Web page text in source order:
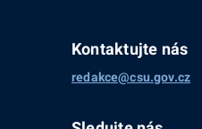
Kontaktujte nás
redakce@csu.gov.cz